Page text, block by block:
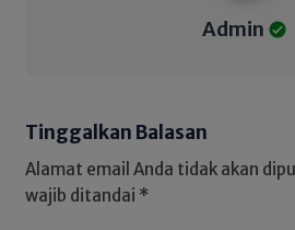
Admin
Tinggalkan Balasan
Alamat email Anda tidak akan
wajib ditandai *